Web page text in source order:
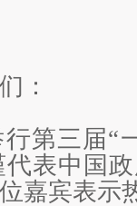
：
第三届“
表中国
嘉宾表示